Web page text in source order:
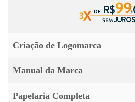
Criação de Logomarca
Manual da Marca
Papelaria Completa